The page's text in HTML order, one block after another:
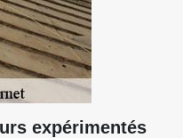
expérimentés